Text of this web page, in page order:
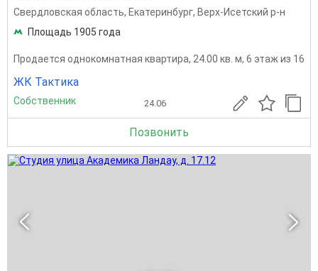
Свердловская область, Екатеринбург, Верх-Исетский р-н
Площадь 1905 года
Продается однокомнатная квартира, 24.00 кв. м, 6 этаж из 16
ЖК Тактика
Собственник 24.06
Позвонить